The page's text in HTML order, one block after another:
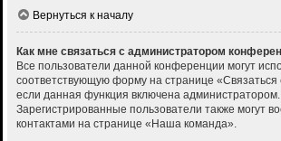
Вернуться к началу
Как мне связаться с администратором
Все пользователи данной конференции могут
соответствующую форму на странице
если данная функция включена администратором.
Зарегистрированные пользователи также могут
контактами на странице «Наша команда».